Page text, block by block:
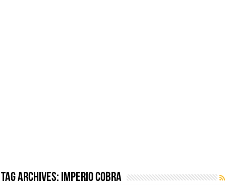
Tag Archives: imperio cobra